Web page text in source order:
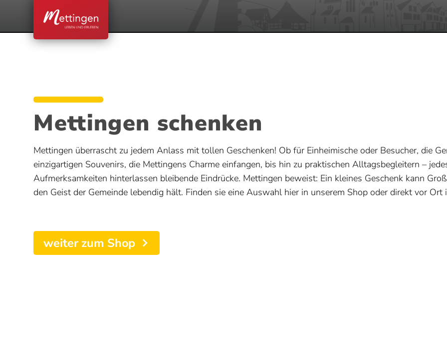
Mettingen schenken
Mettingen überrascht zu jedem Anlass mit tollen Geschenken! Ob für Einheimische oder Besucher, die
einzigartigen Souvenirs, die Mettingens Charme einfangen, bis hin zu praktischen Alltagsbegleitern –
Aufmerksamkeiten hinterlassen bleibende Eindrücke. Mettingen beweist: Ein kleines Geschenk kann
den Geist der Gemeinde lebendig hält. Finden sie eine Auswahl hier in unserem Shop oder direkt vor Ort
weiter zum Shop